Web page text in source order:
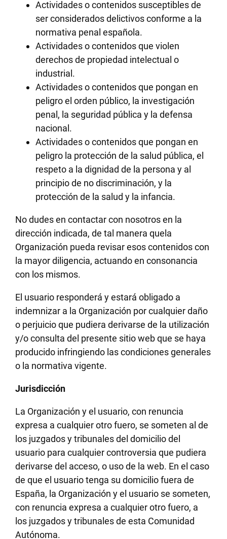
Actividades o contenidos susceptibles de
ser considerados delictivos conforme a la
normativa penal española.
Actividades o contenidos que violen
derechos de propiedad intelectual o
industrial.
Actividades o contenidos que pongan en
peligro el orden público, la investigación
penal, la seguridad pública y la defensa
nacional.
Actividades o contenidos que pongan en
peligro la protección de la salud pública, el
respeto a la dignidad de la persona y al
principio de no discriminación, y la
protección de la salud y la infancia.
No dudes en contactar con nosotros en la
dirección indicada, de tal manera quela
Organización pueda revisar esos contenidos con
la mayor diligencia, actuando en consonancia
con los mismos.
El usuario responderá y estará obligado a
indemnizar a la Organización por cualquier daño
o perjuicio que pudiera derivarse de la utilización
y/o consulta del presente sitio web que se haya
producido infringiendo las condiciones generales
o la normativa vigente.
Jurisdicción
La Organización y el usuario, con renuncia
expresa a cualquier otro fuero, se someten al de
los juzgados y tribunales del domicilio del
usuario para cualquier controversia que pudiera
derivarse del acceso, o uso de la web. En el caso
de que el usuario tenga su domicilio fuera de
España, la Organización y el usuario se someten,
con renuncia expresa a cualquier otro fuero, a
los juzgados y tribunales de esta Comunidad
Autónoma.